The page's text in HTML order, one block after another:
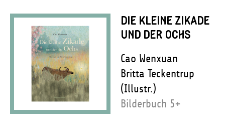
DIE KLEINE ZIKADE
UND DER OCHS
Cao Wenxuan
Britta Teckentrup
(Illustr.)
Bilderbuch 5+